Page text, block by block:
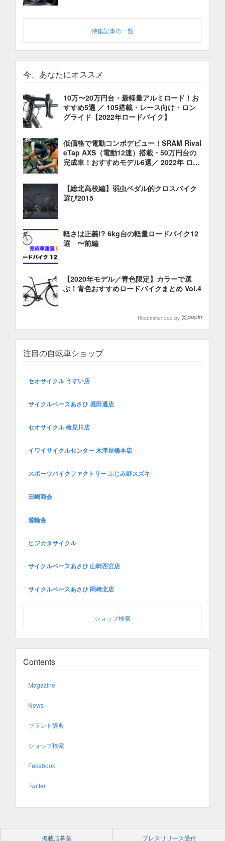
特集記事の一覧
今、あなたにオススメ
10万〜20万円台・最軽量アルミロード！お
すすめ5選 ／ 105搭載・レース向け・ロン
グライド【2022年ロードバイク】
低価格で電動コンポデビュー！SRAM Rival
eTap AXS（電動12速）搭載・50万円台の
完成車！おすすめモデル6選／ 2022年 ロー
【総北高校編】弱虫ペダル的クロスバイク
選び2015
軽さは正義!? 6kg台の軽量ロードバイク12
選 〜前編
【2020年モデル／青色限定】カラーで選
ぶ！青色おすすめロードバイクまとめ Vol.4
Recommended by
注目の自転車ショップ
セオサイクル うすい店
サイクルベースあさひ 堀田通店
セオサイクル 検見川店
イワイサイクルセンター 木津屋橋本店
スポーツバイクファクトリー ふじみ野スズキ
田嶋商会
遊輪舎
ヒジカタサイクル
サイクルベースあさひ 山幹西宮店
サイクルベースあさひ 岡崎北店
ショップ検索
Contents
Magazine
News
ブランド辞典
ショップ検索
Facebook
Twitter
掲載店募集 プレスリリース受付